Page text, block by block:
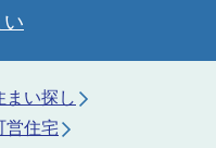
まい探し
営住宅